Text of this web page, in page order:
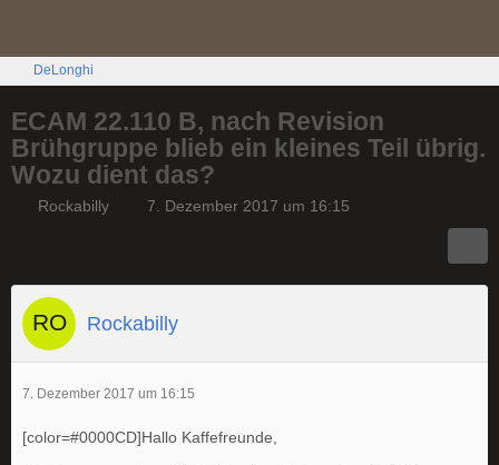
DeLonghi
ECAM 22.110 B, nach Revision
Brühgruppe blieb ein kleines Teil übrig.
Wozu dient das?
Rockabilly 7. Dezember 2017 um 16:15
Rockabilly
7. Dezember 2017 um 16:15
[color=#0000CD]Hallo Kaffefreunde,